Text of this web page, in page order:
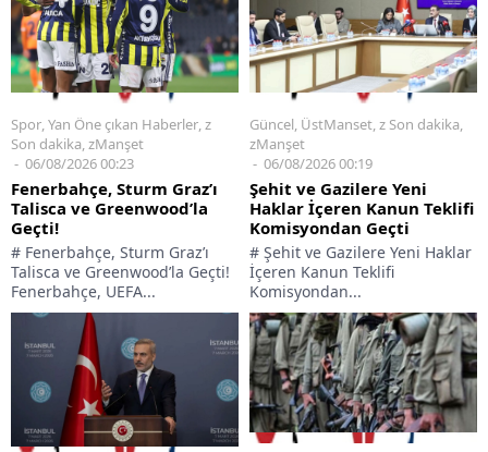
Spor,Yan Öne çıkan Haberler,z
Son dakika,zManşet
06/08/2026 00:23
Fenerbahçe, Sturm Graz’ı
Talisca ve Greenwood’la
Geçti!
# Fenerbahçe, Sturm Graz’ı
Talisca ve Greenwood’la Geçti!
Fenerbahçe, UEFA...
Güncel, ÜstManset,z Son dakika,
zManşet
06/08/2026 00:19
Şehit ve Gazilere Yeni
Haklar İçeren Kanun Teklifi
Komisyondan Geçti
# Şehit ve Gazilere Yeni Haklar
İçeren Kanun Teklifi
Komisyondan...